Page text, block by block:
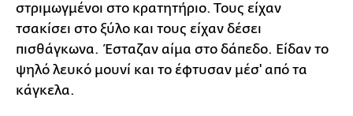
στριμωγμένοι στο κρατητήριο. Τους είχαν
τσακίσει στο ξύλο και τους είχαν δέσει
πισθάγκωνα. Έσταζαν αίμα στο δάπεδο. Είδαν το
ψηλό λευκό μουνί και το έφτυσαν μέσ' από τα
κάγκελα.